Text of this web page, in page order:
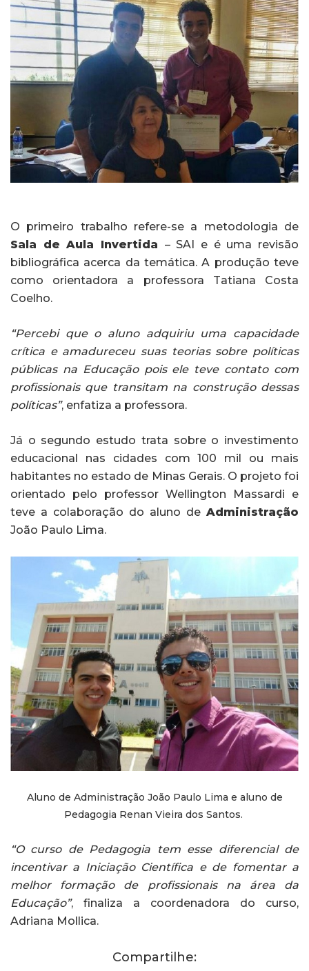
O primeiro trabalho refere-se a metodologia de
Sala de Aula Invertida – SAI e é uma revisão
bibliográfica acerca da temática. A produção teve
como orientadora a professora Tatiana Costa
Coelho.
“Percebi que o aluno adquiriu uma capacidade
crítica e amadureceu suas teorias sobre políticas
públicas na Educação pois ele teve contato com
profissionais que transitam na construção dessas
políticas”, enfatiza a professora.
Já o segundo estudo trata sobre o investimento
educacional nas cidades com 100 mil ou mais
habitantes no estado de Minas Gerais. O projeto foi
orientado pelo professor Wellington Massardi e
teve a colaboração do aluno de Administração
João Paulo Lima.
Aluno de Administração João Paulo Lima e aluno de
Pedagogia Renan Vieira dos Santos.
“O curso de Pedagogia tem esse diferencial de
incentivar a Iniciação Científica e de fomentar a
melhor formação de profissionais na área da
Educação”, finaliza a coordenadora do curso,
Adriana Mollica.
Compartilhe: